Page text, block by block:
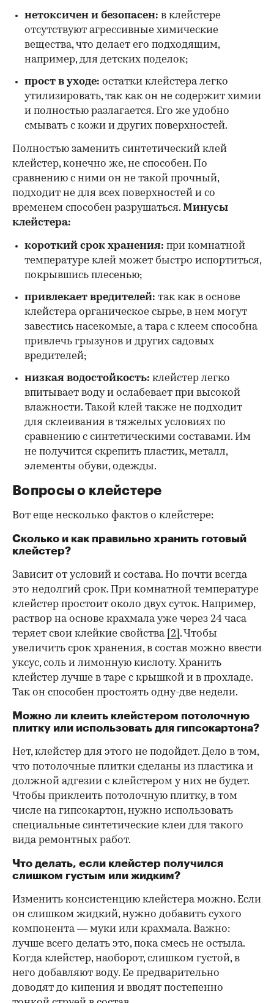
нетоксичен и безопасен: в клейстере
отсутствуют агрессивные химические
вещества, что делает его подходящим,
например, для детских поделок;
прост в уходе: остатки клейстера легко
утилизировать, так как он не содержит химии
и полностью разлагается. Его же удобно
смывать с кожи и других поверхностей.
Полностью заменить синтетический клей
клейстер, конечно же, не способен. По
сравнению с ними он не такой прочный,
подходит не для всех поверхностей и со
временем способен разрушаться. Минусы
клейстера:
короткий срок хранения: при комнатной
температуре клей может быстро испортиться,
покрывшись плесенью;
привлекает вредителей: так как в основе
клейстера органическое сырье, в нем могут
завестись насекомые, а тара с клеем способна
привлечь грызунов и других садовых
вредителей;
низкая водостойкость: клейстер легко
впитывает воду и ослабевает при высокой
влажности. Такой клей также не подходит
для склеивания в тяжелых условиях по
сравнению с синтетическими составами. Им
не получится скрепить пластик, металл,
элементы обуви, одежды.
Вопросы о клейстере
Вот еще несколько фактов о клейстере:
Сколько и как правильно хранить готовый
клейстер?
Зависит от условий и состава. Но почти всегда
это недолгий срок. При комнатной температуре
клейстер простоит около двух суток. Например,
раствор на основе крахмала уже через 24 часа
теряет свои клейкие свойства [2] . Чтобы
увеличить срок хранения, в состав можно ввести
уксус, соль и лимонную кислоту. Хранить
клейстер лучше в таре с крышкой и в прохладе.
Так он способен простоять одну-две недели.
Можно ли клеить клейстером потолочную
плитку или использовать для гипсокартона?
Нет, клейстер для этого не подойдет. Дело в том,
что потолочные плитки сделаны из пластика и
должной адгезии с клейстером у них не будет.
Чтобы приклеить потолочную плитку, в том
числе на гипсокартон, нужно использовать
специальные синтетические клеи для такого
вида ремонтных работ.
Что делать, если клейстер получился
слишком густым или жидким?
Изменить консистенцию клейстера можно. Если
он слишком жидкий, нужно добавить сухого
компонента — муки или крахмала. Важно:
лучше всего делать это, пока смесь не остыла.
Когда клейстер, наоборот, слишком густой, в
него добавляют воду. Ее предварительно
доводят до кипения и вводят постепенно